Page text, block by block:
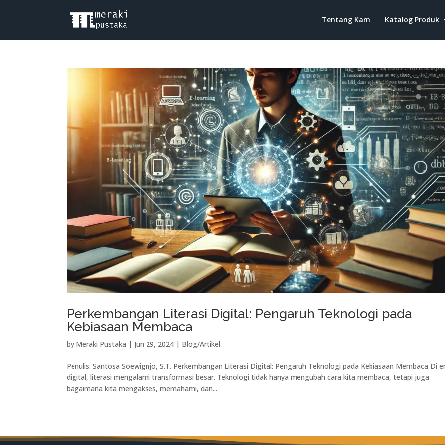
Tentang Kami Katalog Produk
Perkembangan Literasi Digital: Pengaruh Teknologi pada
Kebiasaan Membaca
by Meraki Pustaka | Jun 29, 2024 | Blog/Artikel
Penulis: Santosa Soewignjo, S.T. Perkembangan Literasi Digital: Pengaruh Teknologi pada Kebiasaan Membaca Di
digital, literasi mengalami transformasi besar. Teknologi tidak hanya mengubah cara kita membaca, tetapi juga
bagaimana kita mengakses, memahami, dan...